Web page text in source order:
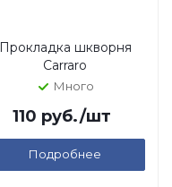
Прокладка шкворня
Carraro
Много
110 руб./шт
Подробнее